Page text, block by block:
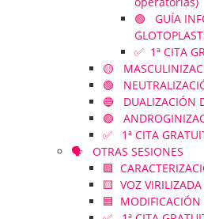
🟣 GUÍA
✅ 1ª CITA
🟡
🟢
🔵 DUALIZACIÓN
🟣
✅ 1ª CITA
🗣️ OTRAS SESIONES
🟪
🟨 VOZ VIRILIZADA
🟦 MODIFICACIÓN